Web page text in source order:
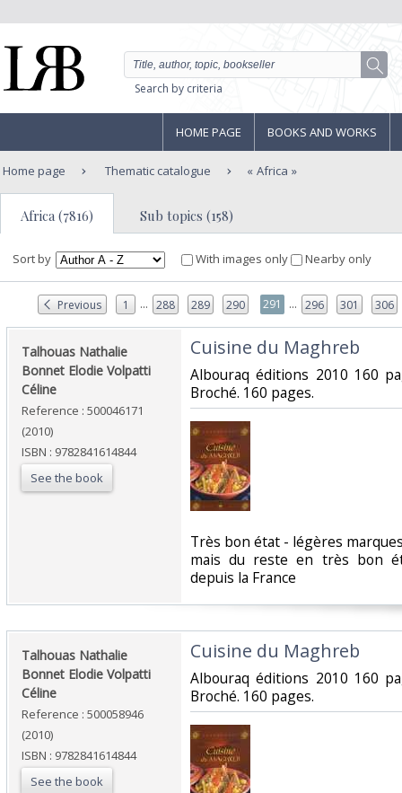
Search by criteria
HOME PAGE BOOKS AND WORKS
Home page Thematic catalogue Africa
Africa (7816) Sub topics (158)
Sort by With images only Nearby only
Previous 1 ... 288 289 290 291 ... 296 301 306
‎Talhouas Nathalie
Bonnet Elodie Volpatti
Céline‎
Reference : 500046171
(2010)
ISBN : 9782841614844
See the book
‎Cuisine du Maghreb‎
‎Albouraq éditions 2010 160
Broché. 160 pages.‎
‎Très bon état - légères
mais du reste en très bon
depuis la France‎
‎Talhouas Nathalie
Bonnet Elodie Volpatti
Céline‎
Reference : 500058946
(2010)
ISBN : 9782841614844
See the book
‎Cuisine du Maghreb‎
‎Albouraq éditions 2010 160
Broché. 160 pages.‎